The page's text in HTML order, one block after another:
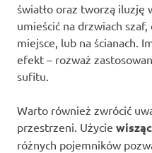
światło oraz tworzą iluzję
umieścić na drzwiach
miejsce, lub na ścianach.
efekt – rozważ
sufitu.
Warto również zwrócić
przestrzeni. Użycie
różnych pojemników